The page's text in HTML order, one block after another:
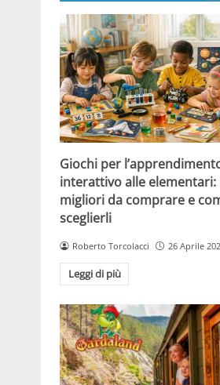
Giochi per
interattivo alle elementari:
migliori da comprare e
sceglierli
Roberto Torcolacci 26 Aprile
Leggi di più